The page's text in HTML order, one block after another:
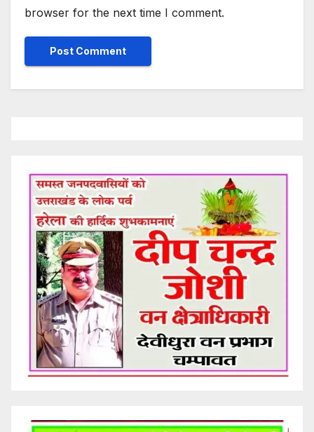
browser for the next time I comment.